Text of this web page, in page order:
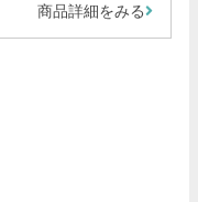
商品詳細をみる